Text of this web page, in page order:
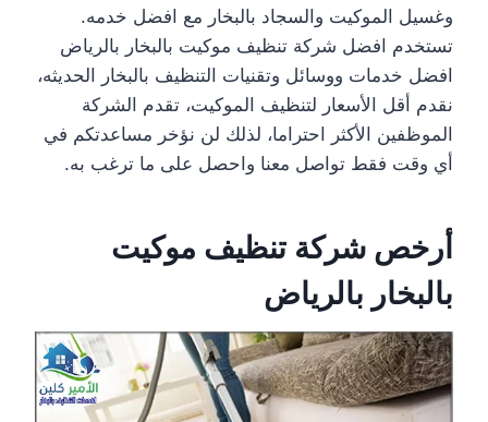
وغسيل الموكيت والسجاد بالبخار مع افضل خدمه.
تستخدم افضل شركة تنظيف موكيت بالبخار بالرياض
افضل خدمات ووسائل وتقنيات التنظيف بالبخار الحديثه،
نقدم أقل الأسعار لتنظيف الموكيت، تقدم الشركة
الموظفين الأكثر احتراما، لذلك لن نؤخر مساعدتكم في
أي وقت فقط تواصل معنا واحصل على ما ترغب به.
أرخص شركة تنظيف موكيت
بالبخار بالرياض